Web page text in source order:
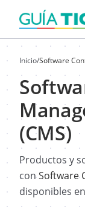
Inicio/Software
(CMS)
Productos y
conSoftware
disponibles